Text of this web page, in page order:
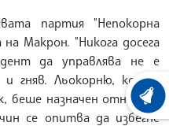
партия "Непокорна
Макрон. "Никога досега
да управлява не е
гняв. Льокорню, който
беше назначен отново в
се опитва да избегне